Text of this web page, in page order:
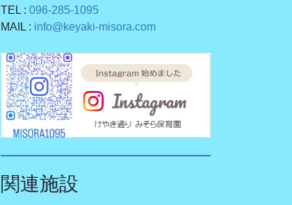
TEL :096-285-1095
MAIL : info@keyaki-misora.com
関連施設